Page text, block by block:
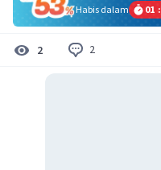
Habis dalam
01 :
2 2